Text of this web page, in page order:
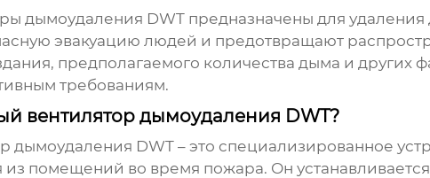
дымоудаления DWT предназначены для удаления
эвакуацию людей и предотвращают
предполагаемого количества дыма и других
требованиям.
вентилятор дымоудаления DWT?
дымоудаления DWT– это специализированное
из помещений во время пожара. Он